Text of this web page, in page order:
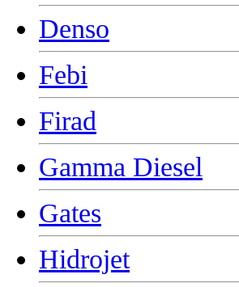
Denso
Febi
Firad
Gamma Diesel
Gates
Hidrojet